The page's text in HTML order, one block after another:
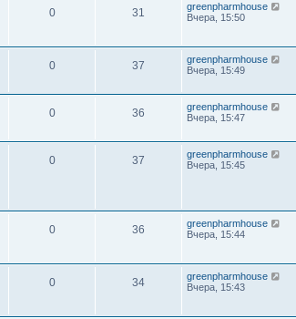
0 31
greenpharmhouse
Вчера, 15:50
0 37
greenpharmhouse
Вчера, 15:49
0 36
greenpharmhouse
Вчера, 15:47
0 37
greenpharmhouse
Вчера, 15:45
0 36
greenpharmhouse
Вчера, 15:44
0 34
greenpharmhouse
Вчера, 15:43